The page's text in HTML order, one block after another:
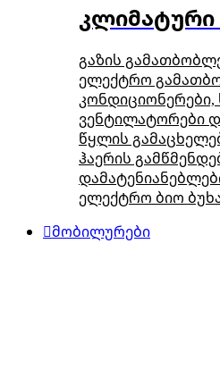
კლიმატური
გაზის
ელექტრო
კონდიციონერები,
ვენტილატორები
წყლის
ჰაერის
ელექტრო ბიო
მობილურები